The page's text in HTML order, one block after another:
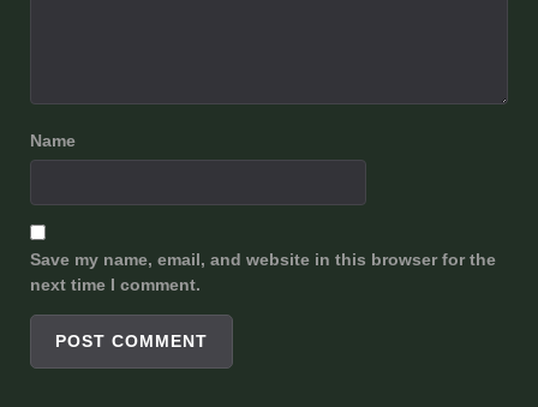
Name
Save my name, email, and website in this browser for the
next time I comment.